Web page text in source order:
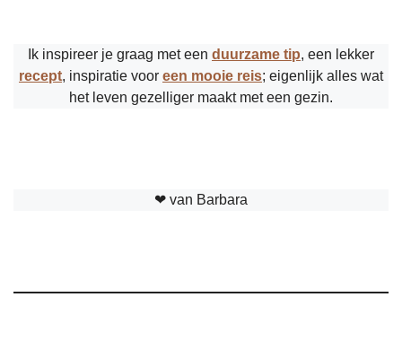
Ik inspireer je graag met een duurzame tip, een lekker
recept, inspiratie voor een mooie reis; eigenlijk alles wat
het leven gezelliger maakt met een gezin.
❤︎ van Barbara